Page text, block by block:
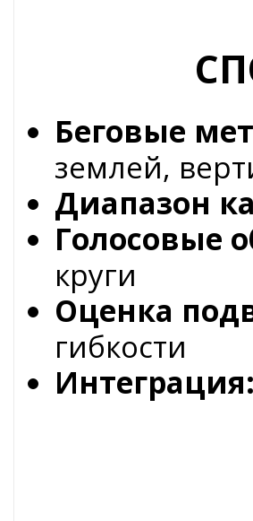
Беговые
землей,
Диапазон
Голосовые
круги
Оценка
гибкости
Интеграция: